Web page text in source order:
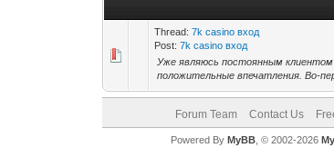
Thread:7k casino вход
Post:7k casino вход
Уже являюсь постоянным
положительные впечатления. Во-
Forum Team Contact Us
Powered By MyBB, © 2002-2026